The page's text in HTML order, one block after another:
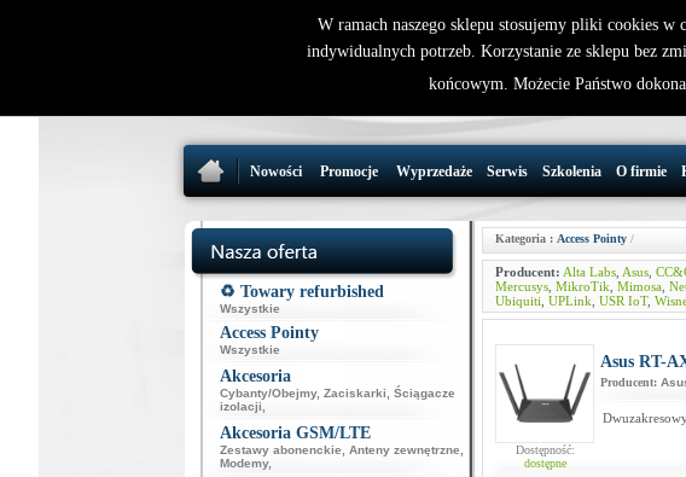
32
Nowości Promocje Wyprzedaże Serwis Szkolenia O firmie
♻️ Towary refurbished
Wszystkie
Access Pointy
Wszystkie
Akcesoria
Cybanty/Obejmy, Zaciskarki
Ściągacze
izolacji
Akcesoria GSM/LTE
Zestawy abonenckie Anteny zewnętrzne
Modemy,
Kategoria : Access Pointy /
Producent: Alta Labs Asus
Mercusys MikroTik Mimosa
Ubiquiti UPLink USR IoT,
Dostępność:
dostępne
Asus RT-
Producent:
W ramach naszego sklepu stosujemy pliki cookies w
indywidualnych potrzeb. Korzystanie ze sklepu bez
końcowym. Możecie Państwo